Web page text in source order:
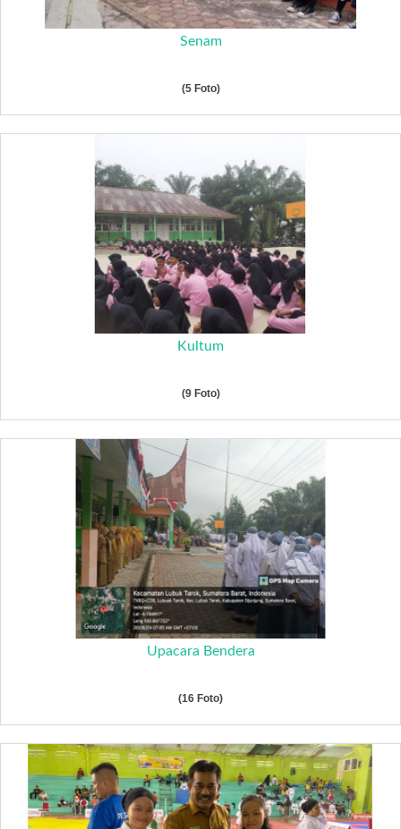
Senam
(5 Foto)
Kultum
(9 Foto)
Upacara Bendera
(16 Foto)